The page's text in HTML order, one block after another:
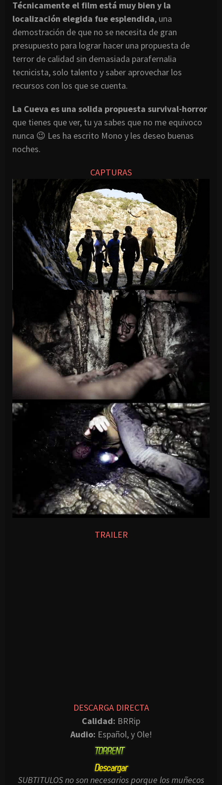
Técnicamente el film está muy bien y la
localización elegida fue esplendida, una
demostración de que no se necesita de gran
presupuesto para lograr hacer una propuesta de
terror de calidad sin demasiada parafernalia
tecnicista, solo talento y saber aprovechar los
recursos con los que se cuenta.
La Cueva es una solida propuesta survival-horror
que tienes que ver, tu ya sabes que no me equivoco
nunca 😉 Les ha escrito Mono y les deseo buenas
noches.
CAPTURAS
TRAILER
DESCARGA DIRECTA
Calidad: BRRip
Audio: Español, y Ole!
SUBTITULOS no son necesarios porque los muñecos